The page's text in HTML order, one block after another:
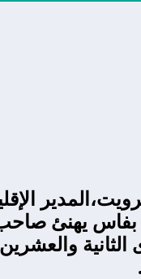
بفاس يهنئ
الثانية